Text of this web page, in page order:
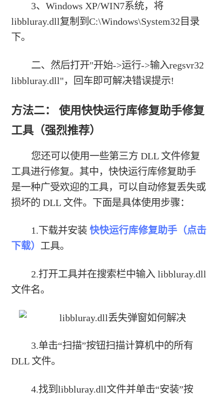
3、Windows XP/WIN7系统，将
libbluray.dll复制到C:\Windows\System32目录
下。
二、然后打开"开始->运行->输入regsvr32
libbluray.dll"，回车即可解决错误提示!
方法二： 使用快快运行库修复助手修复
工具（强烈推荐）
您还可以使用一些第三方 DLL 文件修复
工具进行修复。其中，快快运行库修复助手
是一种广受欢迎的工具，可以自动修复丢失或
损坏的 DLL 文件。下面是具体使用步骤：
1.下载并安装 快快运行库修复助手（点击
下载） 工具。
2.打开工具并在搜索栏中输入 libbluray.dll
文件名。
3.单击“扫描”按钮扫描计算机中的所有
DLL 文件。
4.找到libbluray.dll文件并单击“安装”按